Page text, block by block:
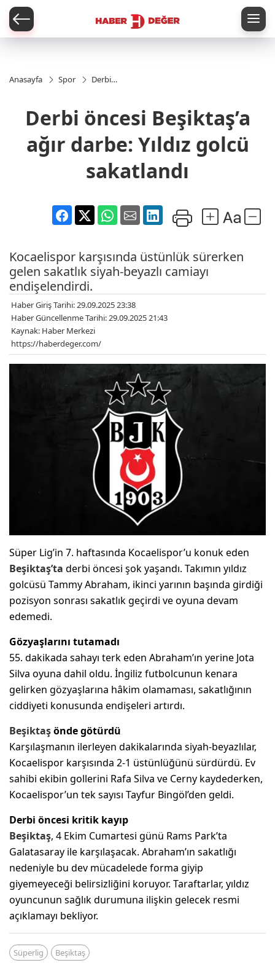
Anasayfa Spor
Derbi
ağır
darbe:
Yıldız
golcü
Derbi öncesi Beşiktaş’a
ağır darbe: Yıldız golcü
sakatlandı
Kocaelispor karşısında üstünlük sürerken
gelen sakatlık siyah-beyazlı camiayı
endişelendirdi.
Haber Giriş Tarihi: 29.09.2025 23:38
Haber Güncellenme Tarihi: 29.09.2025 21:43
Kaynak: Haber Merkezi
https://haberdeger.com/
Süper Lig’in 7. haftasında Kocaelispor’u konuk eden
Beşiktaş’ta derbi öncesi şok yaşandı. Takımın yıldız
golcüsü Tammy Abraham, ikinci yarının başında girdiği
pozisyon sonrası sakatlık geçirdi ve oyuna devam
edemedi.
Gözyaşlarını tutamadı
55. dakikada sahayı terk eden Abraham’ın yerine Jota
Silva oyuna dahil oldu. İngiliz futbolcunun kenara
gelirken gözyaşlarına hâkim olamaması, sakatlığının
ciddiyeti konusunda endişeleri artırdı.
Beşiktaşönde götürdü
Karşılaşmanın ilerleyen dakikalarında siyah-beyazlılar,
Kocaelispor karşısında 2-1 üstünlüğünü sürdürdü. Ev
sahibi ekibin gollerini Rafa Silva ve Cerny kaydederken,
Kocaelispor’un tek sayısı Tayfur Bingöl’den geldi.
Derbi öncesi kritik kayıp
Beşiktaş, 4 Ekim Cumartesi günü Rams Park’ta
Galatasaray ile karşılaşacak. Abraham’ın sakatlığı
nedeniyle bu dev mücadelede forma giyip
giyemeyeceği belirsizliğini koruyor. Taraftarlar, yıldız
oyuncunun sağlık durumuna ilişkin gelecek resmi
açıklamayı bekliyor.
Süperlig Beşiktaş